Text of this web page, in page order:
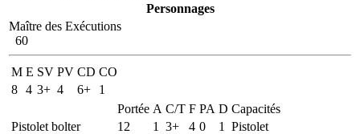
Personnages
Maître des Exécutions
60
M E SV PV CD CO
8 4 3+ 4 6+
1
Portée A C/T F PA D Capacités
Pistolet bolter
12 1 3+ 4 0 1
Pistolet